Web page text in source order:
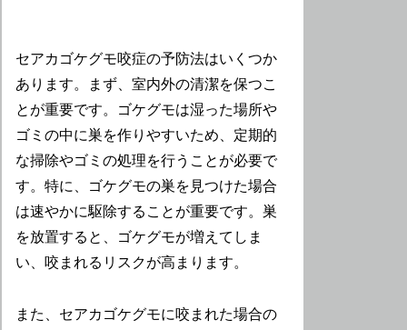
セアカゴケグモ咬症の予防法はいくつか
あります。まず、室内外の清潔を保つこ
とが重要です。ゴケグモは湿った場所や
ゴミの中に巣を作りやすいため、定期的
な掃除やゴミの処理を行うことが必要で
す。特に、ゴケグモの巣を見つけた場合
は速やかに駆除することが重要です。巣
を放置すると、ゴケグモが増えてしま
い、咬まれるリスクが高まります。
また、セアカゴケグモに咬まれた場合の